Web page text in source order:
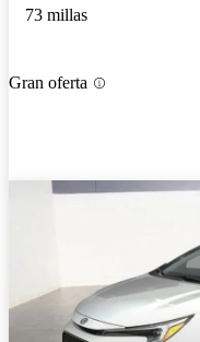
73 millas
Gran oferta